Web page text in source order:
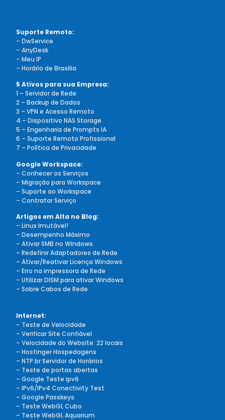
Suporte Remoto:
–DwService
–AnyDesk
–Meu IP
–Horário de Brasília
5 Ativos para sua Empresa:
1 – Servidor de Rede
2 – Backup de Dados
3 – VPN e Acesso Remoto
4 – Dispositivo NAS Storage
5 – Engenharia de Prompts IA
6 – Suporte Remoto Profissional
7 – Política de Privacidade
Google Workspace:
–Conhecer os Serviços
–Migração para Workspace
–Suporte ao Workspace
–Contratar Serviço
Artigos em Alta no Blog:
– Linux Imutável!
– Desempenho Máximo
– Ativar SMB no Windows
– Redefinir Adaptadores de Rede
– Ativar/Reativar Licença Windows
– Erro na impressora de Rede
– Utilizar DISM para ativar Windows
– Sobre Cabos de Rede
Internet:
– Teste de Velocidade
–Verificar Site Confiável
– Velocidade do Website: 22 locais
–Hostinger Hospedagens
– NTP.br Servidor de Horários
– Teste de portas abertas
– Google Teste ipv6
– IPv6/IPv4 Conectivity Test
– Google Passkeys
– Teste WebGL Cubo
– Teste WebGL Aquarium